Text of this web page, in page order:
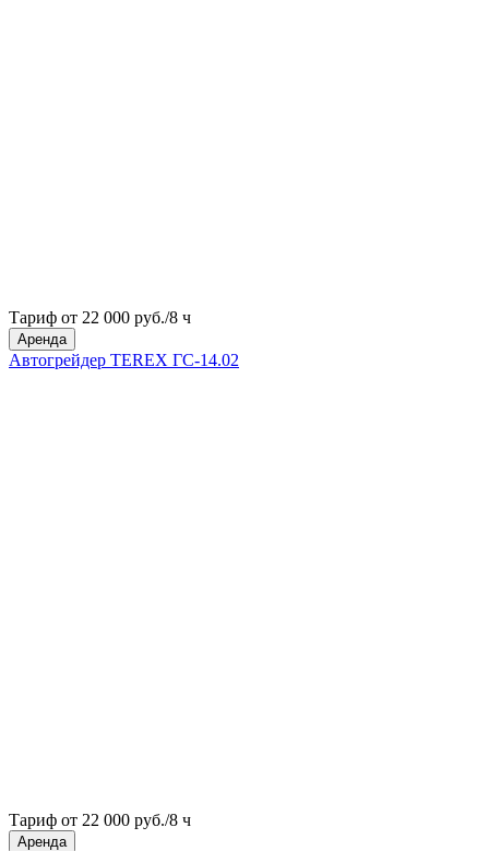
Тариф от 22 000 руб./8 ч
Аренда
Автогрейдер TEREX ГС-14.02
Тариф от 22 000 руб./8 ч
Аренда